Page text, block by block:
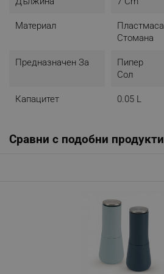
Материал
Пластмаса
Стомана
Предназначен За
Пипер
Сол
Капацитет 0.05 L
Сравни с подобни продукти